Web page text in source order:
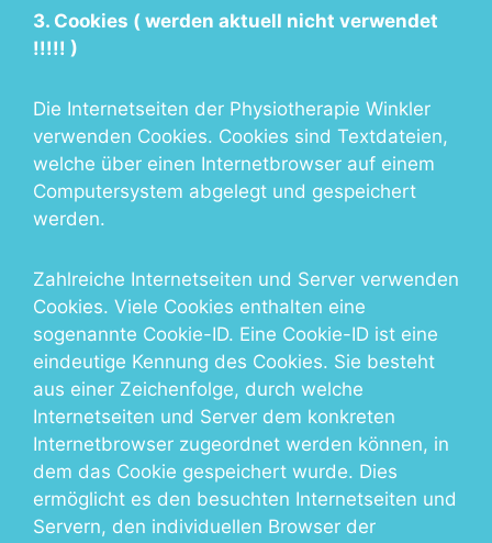
3. Cookies ( werden aktuell nicht verwendet
!!!!! )
Die Internetseiten der Physiotherapie Winkler
verwenden Cookies. Cookies sind Textdateien,
welche über einen Internetbrowser auf einem
Computersystem abgelegt und gespeichert
werden.
Zahlreiche Internetseiten und Server verwenden
Cookies. Viele Cookies enthalten eine
sogenannte Cookie-ID. Eine Cookie-ID ist eine
eindeutige Kennung des Cookies. Sie besteht
aus einer Zeichenfolge, durch welche
Internetseiten und Server dem konkreten
Internetbrowser zugeordnet werden können, in
dem das Cookie gespeichert wurde. Dies
ermöglicht es den besuchten Internetseiten und
Servern, den individuellen Browser der